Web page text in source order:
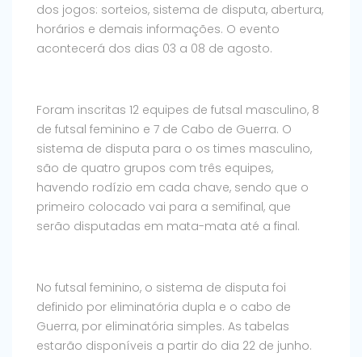
dos jogos: sorteios, sistema de disputa, abertura,
horários e demais informações. O evento
acontecerá dos dias 03 a 08 de agosto.
Foram inscritas 12 equipes de futsal masculino, 8
de futsal feminino e 7 de Cabo de Guerra. O
sistema de disputa para o os times masculino,
são de quatro grupos com três equipes,
havendo rodízio em cada chave, sendo que o
primeiro colocado vai para a semifinal, que
serão disputadas em mata-mata até a final.
No futsal feminino, o sistema de disputa foi
definido por eliminatória dupla e o cabo de
Guerra, por eliminatória simples. As tabelas
estarão disponíveis a partir do dia 22 de junho.